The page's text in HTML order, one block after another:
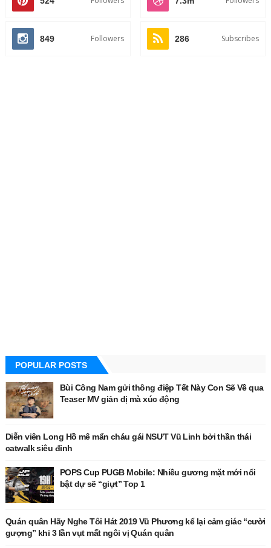
849 Followers 286 Subscribes
POPULAR POSTS
Bùi Công Nam gửi thông điệp Tết Này Con Sẽ Về qua
Teaser MV giản dị mà xúc động
Diễn viên Long Hồ mê mẩn cháu gái NSƯT Vũ Linh bởi thần thái
catwalk siêu đỉnh
POPS Cup PUGB Mobile: Nhiều gương mặt mới nổi
bật dự sẽ “giựt” Top 1
Quán quân Hãy Nghe Tôi Hát 2019 Vũ Phương kể lại cảm giác “cười
gượng” khi 3 lần vụt mất ngôi vị Quán quân